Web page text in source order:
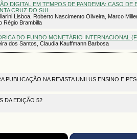
DIGITAL EM TEMPOS DE PANDEMIA: CASO
CRUZ DO SUL
Lisboa, Roberto Nascimento Oliveira, Marco
Régio Brambilla
DO FUNDO MONETÁRIO INTERNACIONAL
dos Santos, Claudia Kauffmann Barbosa
PUBLICAÇÃO NA REVISTA UNILUS ENSINO E
DA EDIÇÃO 52